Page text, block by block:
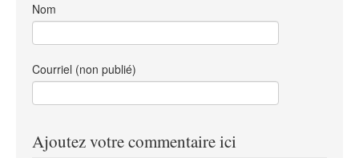
Nom
Courriel (non publié)
Ajoutez votre commentaire ici